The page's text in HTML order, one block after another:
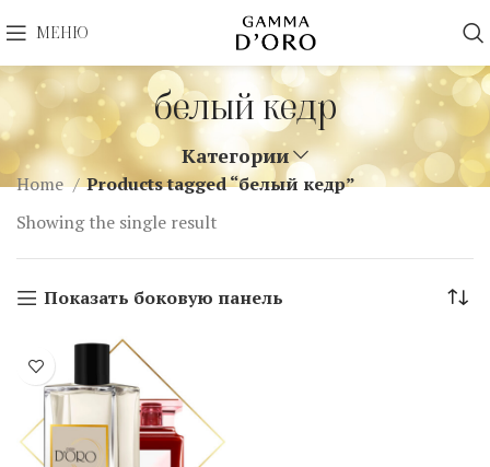
МЕНЮ
белый кедр
Категории
Home
Products tagged “белый кедр”
Showing the single result
Показать боковую панель